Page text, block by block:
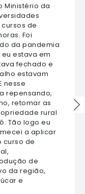
Ministério da
de
Foi
da pandemia
eu estava em
fechado e
estavam
nesse
repensando,
retomar as
rural
Tão logo eu
a aplicar
curso de
de
da região,
e